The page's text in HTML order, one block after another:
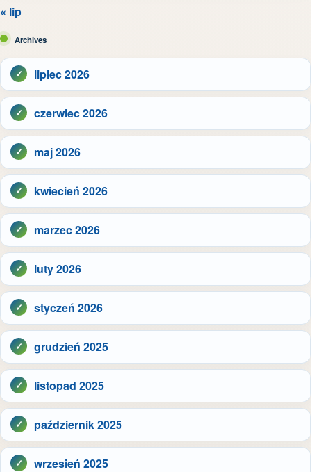
« lip
Archives
lipiec 2026
czerwiec 2026
maj 2026
kwiecień 2026
marzec 2026
luty 2026
styczeń 2026
grudzień 2025
listopad 2025
październik 2025
wrzesień 2025